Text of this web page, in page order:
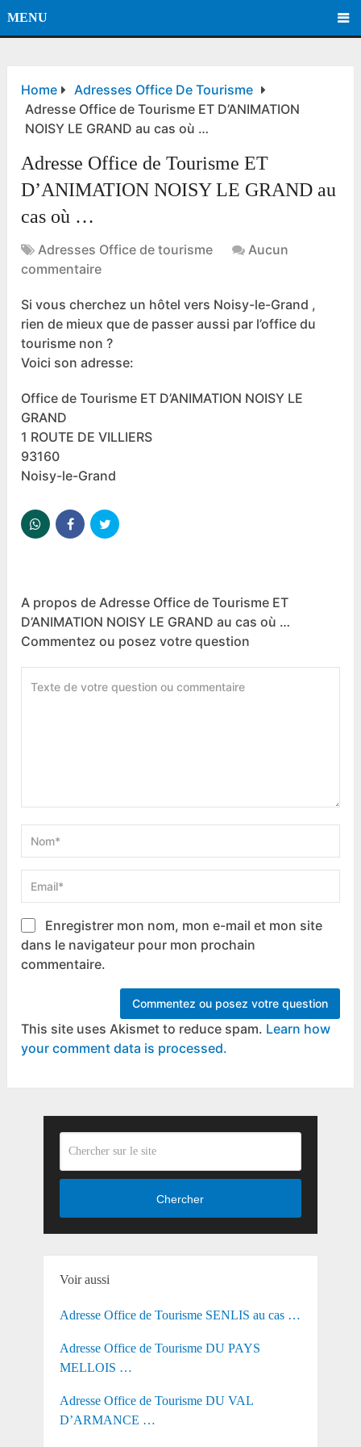
MENU
Home
Adresses Office De Tourisme
Adresse Office de Tourisme ET D’ANIMATION
NOISY LE GRAND au cas où …
Adresse Office de Tourisme ET
D’ANIMATION NOISY LE GRAND au
cas où …
Adresses Office de tourisme
Aucun
commentaire
Si vous cherchez un hôtel vers Noisy-le-Grand ,
rien de mieux que de passer aussi par l’office du
tourisme non ?
Voici son adresse:
Office de Tourisme ET D’ANIMATION NOISY LE
GRAND
1 ROUTE DE VILLIERS
93160
Noisy-le-Grand
A propos de Adresse Office de Tourisme ET
D’ANIMATION NOISY LE GRAND au cas où …
Commentez ou posez votre question
Enregistrer mon nom, mon e-mail et mon site
dans le navigateur pour mon prochain
commentaire.
This site uses Akismet to reduce spam. Learn how
your comment data is processed.
Chercher
Voir aussi
Adresse Office de Tourisme SENLIS au cas …
Adresse Office de Tourisme DU PAYS
MELLOIS …
Adresse Office de Tourisme DU VAL
D’ARMANCE …